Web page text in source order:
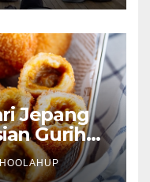
Jepang
Gurih